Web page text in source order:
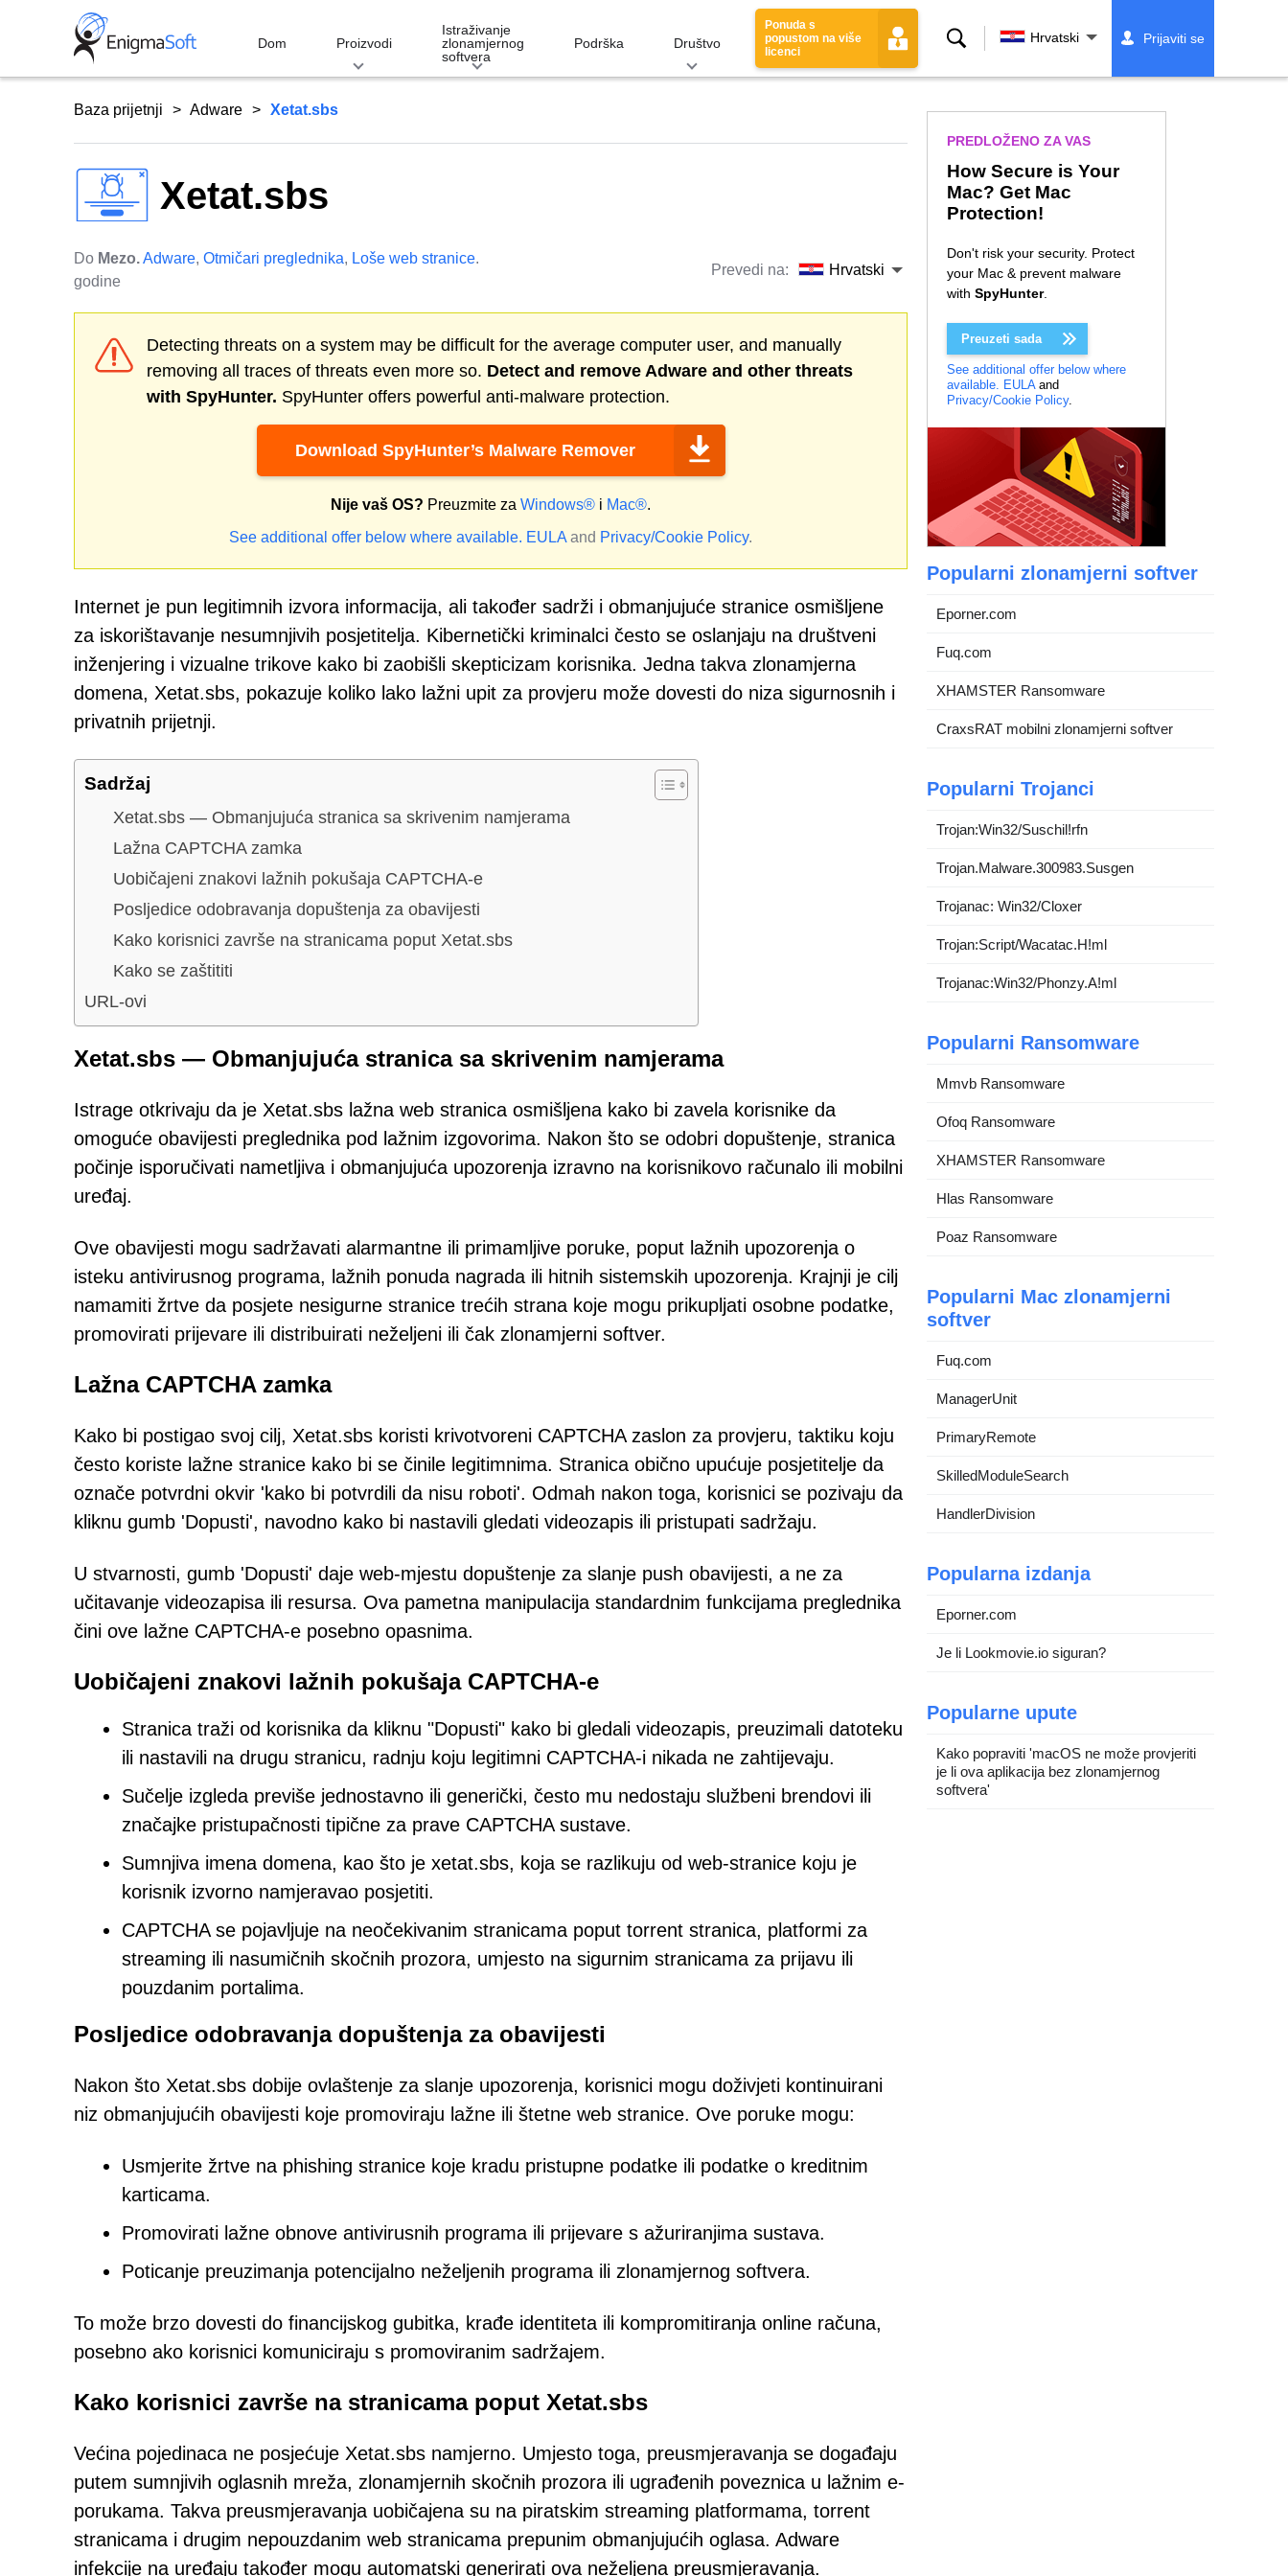
Dom Proizvodi
Istraživanje
zlonamjernog
softvera
Podrška Društvo
Ponuda s
popustom na više
licenci
Traži Hrvatski Prijaviti se
Baza prijetnji Adware Xetat.sbs
Xetat.sbs
Do Mezo.Adware, Otmičari preglednika, Loše web stranice.
godine
Prevedi na: Hrvatski
Detecting threats on a system may be difficult for the average computer user, and manually
removing all traces of threats even more so. Detect and remove Adware and other threats
with SpyHunter. SpyHunter offers powerful anti-malware protection.
Download SpyHunter’s Malware Remover
Nije vaš OS? Preuzmite za Windows® i Mac®.
See additional offer below where available. EULA and Privacy/Cookie Policy.
Internet je pun legitimnih izvora informacija, ali također sadrži i obmanjujuće stranice osmišljene
za iskorištavanje nesumnjivih posjetitelja. Kibernetički kriminalci često se oslanjaju na društveni
inženjering i vizualne trikove kako bi zaobišli skepticizam korisnika. Jedna takva zlonamjerna
domena, Xetat.sbs, pokazuje koliko lako lažni upit za provjeru može dovesti do niza sigurnosnih i
privatnih prijetnji.
Sadržaj
Xetat.sbs — Obmanjujuća stranica sa skrivenim namjerama
Lažna CAPTCHA zamka
Uobičajeni znakovi lažnih pokušaja CAPTCHA-e
Posljedice odobravanja dopuštenja za obavijesti
Kako korisnici završe na stranicama poput Xetat.sbs
Kako se zaštititi
URL-ovi
Xetat.sbs — Obmanjujuća stranica sa skrivenim namjerama
Istrage otkrivaju da je Xetat.sbs lažna web stranica osmišljena kako bi zavela korisnike da
omoguće obavijesti preglednika pod lažnim izgovorima. Nakon što se odobri dopuštenje, stranica
počinje isporučivati nametljiva i obmanjujuća upozorenja izravno na korisnikovo računalo ili mobilni
uređaj.
Ove obavijesti mogu sadržavati alarmantne ili primamljive poruke, poput lažnih upozorenja o
isteku antivirusnog programa, lažnih ponuda nagrada ili hitnih sistemskih upozorenja. Krajnji je cilj
namamiti žrtve da posjete nesigurne stranice trećih strana koje mogu prikupljati osobne podatke,
promovirati prijevare ili distribuirati neželjeni ili čak zlonamjerni softver.
Lažna CAPTCHA zamka
Kako bi postigao svoj cilj, Xetat.sbs koristi krivotvoreni CAPTCHA zaslon za provjeru, taktiku koju
često koriste lažne stranice kako bi se činile legitimnima. Stranica obično upućuje posjetitelje da
označe potvrdni okvir 'kako bi potvrdili da nisu roboti'. Odmah nakon toga, korisnici se pozivaju da
kliknu gumb 'Dopusti', navodno kako bi nastavili gledati videozapis ili pristupati sadržaju.
U stvarnosti, gumb 'Dopusti' daje web-mjestu dopuštenje za slanje push obavijesti, a ne za
učitavanje videozapisa ili resursa. Ova pametna manipulacija standardnim funkcijama preglednika
čini ove lažne CAPTCHA-e posebno opasnima.
Uobičajeni znakovi lažnih pokušaja CAPTCHA-e
Stranica traži od korisnika da kliknu "Dopusti" kako bi gledali videozapis, preuzimali datoteku
ili nastavili na drugu stranicu, radnju koju legitimni CAPTCHA-i nikada ne zahtijevaju.
Sučelje izgleda previše jednostavno ili generički, često mu nedostaju službeni brendovi ili
značajke pristupačnosti tipične za prave CAPTCHA sustave.
Sumnjiva imena domena, kao što je xetat.sbs, koja se razlikuju od web-stranice koju je
korisnik izvorno namjeravao posjetiti.
CAPTCHA se pojavljuje na neočekivanim stranicama poput torrent stranica, platformi za
streaming ili nasumičnih skočnih prozora, umjesto na sigurnim stranicama za prijavu ili
pouzdanim portalima.
Posljedice odobravanja dopuštenja za obavijesti
Nakon što Xetat.sbs dobije ovlaštenje za slanje upozorenja, korisnici mogu doživjeti kontinuirani
niz obmanjujućih obavijesti koje promoviraju lažne ili štetne web stranice. Ove poruke mogu:
Usmjerite žrtve na phishing stranice koje kradu pristupne podatke ili podatke o kreditnim
karticama.
Promovirati lažne obnove antivirusnih programa ili prijevare s ažuriranjima sustava.
Poticanje preuzimanja potencijalno neželjenih programa ili zlonamjernog softvera.
To može brzo dovesti do financijskog gubitka, krađe identiteta ili kompromitiranja online računa,
posebno ako korisnici komuniciraju s promoviranim sadržajem.
Kako korisnici završe na stranicama poput Xetat.sbs
Većina pojedinaca ne posjećuje Xetat.sbs namjerno. Umjesto toga, preusmjeravanja se događaju
putem sumnjivih oglasnih mreža, zlonamjernih skočnih prozora ili ugrađenih poveznica u lažnim e-
porukama. Takva preusmjeravanja uobičajena su na piratskim streaming platformama, torrent
stranicama i drugim nepouzdanim web stranicama prepunim obmanjujućih oglasa. Adware
infekcije na uređaju također mogu automatski generirati ova neželjena preusmjeravanja.
PREDLOŽENO ZA VAS
How Secure is Your
Mac? Get Mac
Protection!
Don't risk your security. Protect
your Mac & prevent malware
with SpyHunter.
Preuzeti sada
See additional offer below where
available. EULAand
Privacy/Cookie Policy.
Popularni zlonamjerni softver
Eporner.com
Fuq.com
XHAMSTER Ransomware
CraxsRAT mobilni zlonamjerni softver
Popularni Trojanci
Trojan:Win32/Suschil!rfn
Trojan.Malware.300983.Susgen
Trojanac: Win32/Cloxer
Trojan:Script/Wacatac.H!ml
Trojanac:Win32/Phonzy.A!ml
Popularni Ransomware
Mmvb Ransomware
Ofoq Ransomware
XHAMSTER Ransomware
Hlas Ransomware
Poaz Ransomware
Popularni Mac zlonamjerni
softver
Fuq.com
ManagerUnit
PrimaryRemote
SkilledModuleSearch
HandlerDivision
Popularna izdanja
Eporner.com
Je li Lookmovie.io siguran?
Popularne upute
Kako popraviti 'macOS ne može provjeriti
je li ova aplikacija bez zlonamjernog
softvera'